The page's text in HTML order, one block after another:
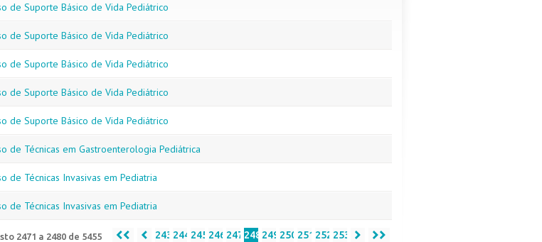
de Suporte Básico de Vida Pediátrico
de Suporte Básico de Vida Pediátrico
de Suporte Básico de Vida Pediátrico
de Suporte Básico de Vida Pediátrico
de Suporte Básico de Vida Pediátrico
de Técnicas em Gastroenterologia Pediátrica
de Técnicas Invasivas em Pediatria
de Técnicas Invasivas em Pediatria
2471 a 2480 de 5455 243 244 245 246 247 248 249 250 251 252 253